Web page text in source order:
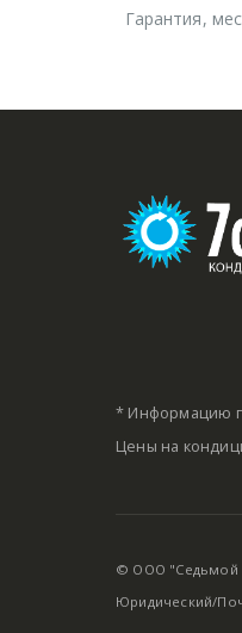
Гарантия, мес
* Информацию
Цены на
© ООО "Седьмой
Юридический/